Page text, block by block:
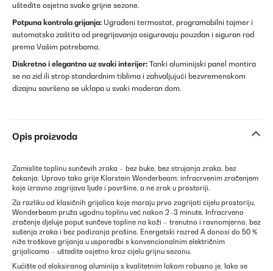
uštedite osjetno svake grijne sezone.
Potpuna kontrola grijanja: Ugrađeni termostat, programabilni tajmer i
automatska zaštita od pregrijavanja osiguravaju pouzdan i siguran rad
prema Vašim potrebama.
Diskretno i elegantno uz svaki interijer: Tanki aluminijski panel montira
se na zid ili strop standardnim tiblima i zahvaljujući bezvremenskom
dizajnu savršeno se uklapa u svaki moderan dom.
Opis proizvoda
Zamislite toplinu sunčevih zraka – bez buke, bez strujanja zraka, bez
čekanja. Upravo tako grije Klarstein Wonderbeam: infracrvenim zračenjem
koje izravno zagrijava ljude i površine, a ne zrak u prostoriji.
Za razliku od klasičnih grijalica koje moraju prvo zagrijati cijelu prostoriju,
Wonderbeam pruža ugodnu toplinu već nakon 2–3 minute. Infracrveno
zračenje djeluje poput sunčeve topline na koži – trenutno i ravnomjerno, bez
sušenja zraka i bez podizanja prašine. Energetski razred A donosi do 50 %
niže troškove grijanja u usporedbi s konvencionalnim električnim
grijalicama – uštedite osjetno kroz cijelu grijnu sezonu.
Kućište od eloksiranog aluminija s kvalitetnim lakom robusno je, lako se